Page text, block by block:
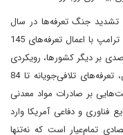
تشدید جنگ تعرفه‌ها در سال
2025، وارد مرحله‌ای بحرانی‌تر شده است. دونالد ترامپ با اعمال تعرفه‌های 145
کالاهای چینی و تعرفه‌های 10 تا 50 درصدی بر دیگر کشورها، رویکردی
تهاجمی‌تر اتخاذ کرده است. چین نیز در واکنش، تعرفه‌های تلافی‌جویانه تا 84
بر صادرات مواد معدنی
و دفاعی آمریکا وارد
تمام‌عیار است که نه‌تنها